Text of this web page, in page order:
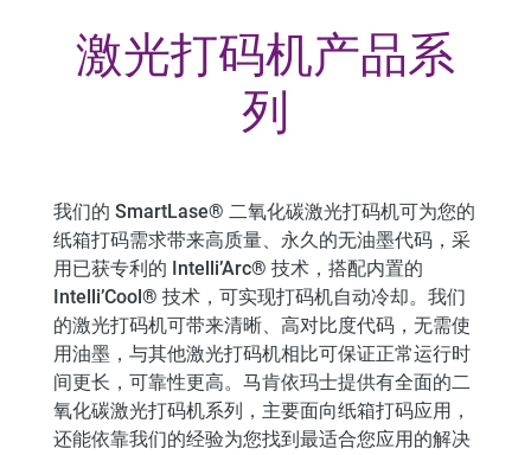
激光打码机产品系
列
我们的 SmartLase® 二氧化碳激光打码机可为您的
纸箱打码需求带来高质量、永久的无油墨代码，采
用已获专利的 Intelli’Arc® 技术，搭配内置的
Intelli’Cool® 技术，可实现打码机自动冷却。 我们
的激光打码机可带来清晰、高对比度代码，无需使
用油墨，与其他激光打码机相比可保证正常运行时
间更长，可靠性更高。马肯依玛士提供有全面的二
氧化碳激光打码机系列，主要面向纸箱打码应用，
还能依靠我们的经验为您找到最适合您应用的解决